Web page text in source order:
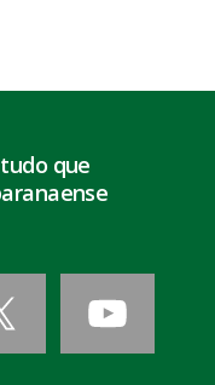
que